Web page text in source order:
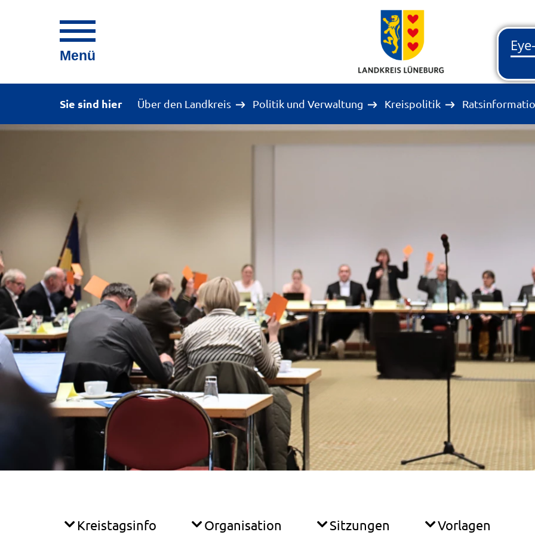
Menü
Sie sind hier Über den Landkreis Politik und Verwaltung Kreispolitik
Kreistagsinfo Organisation Sitzungen Vorlagen